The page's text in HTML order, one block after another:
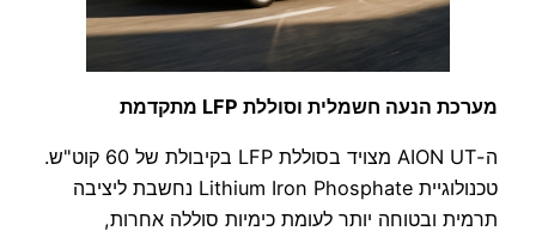
מערכת הנעה חשמלית וסוללת LFP מתקדמת
ה-AION UT מצויד בסוללת LFP בקיבולת של 60 קוט"ש.
טכנולוגיית Lithium Iron Phosphate נחשבת ליציבה
תרמית ובטוחה יותר לעומת כימיות סוללה אחרות,